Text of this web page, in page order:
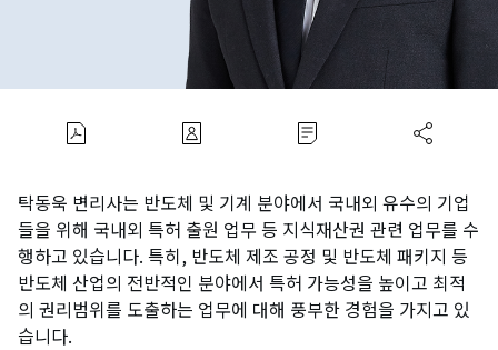
탁동욱 변리사는 반도체 및 기계 분야에서 국내외 유수의 기업
들을 위해 국내외 특허 출원 업무 등 지식재산권 관련 업무를 수
행하고 있습니다. 특히, 반도체 제조 공정 및 반도체 패키지 등
반도체 산업의 전반적인 분야에서 특허 가능성을 높이고 최적
의 권리범위를 도출하는 업무에 대해 풍부한 경험을 가지고 있
습니다.